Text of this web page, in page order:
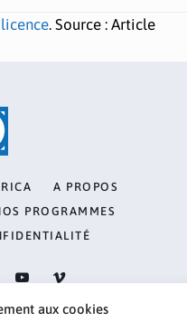
aux cookies
. Source : Article
A PROPOS
PROGRAMMES